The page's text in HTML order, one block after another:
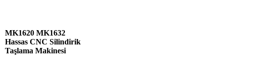
MK1620 MK1632
Hassas CNC Silindirik
Taşlama Makinesi